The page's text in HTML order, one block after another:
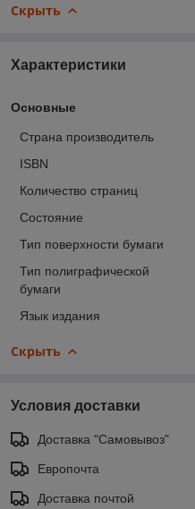
Скрыть
Характеристики
Основные
Страна производитель
ISBN
Количество страниц
Состояние
Тип поверхности бумаги
Тип полиграфической
бумаги
Язык издания
Скрыть
Условия доставки
Доставка "Самовывоз"
Европочта
Доставка почтой